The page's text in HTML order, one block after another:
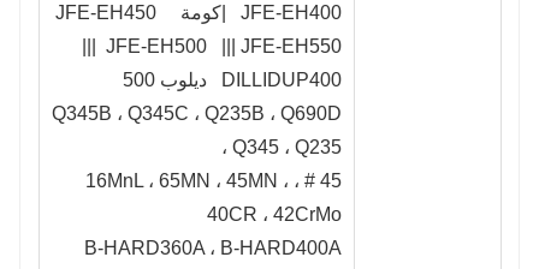
JFE-EH400 |كومة JFE-EH450
JFE-EH500 ||| JFE-EH550 |||
DILLIDUP400 ديلوب 500
Q345B ، Q345C ، Q235B ، Q690D
، Q345 ، Q235
45 # ، 16MnL ، 65MN ، 45MN ،
40CR ، 42CrMo
B-HARD360A ، B-HARD400A